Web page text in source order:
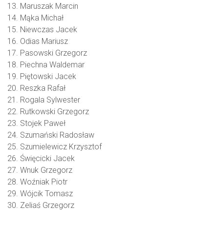
13. Maruszak Marcin
14. Mąka Michał
15. Niewczas Jacek
16. Odias Mariusz
17. Pasowski Grzegorz
18. Piechna Waldemar
19. Piętowski Jacek
20. Reszka Rafał
21. Rogala Sylwester
22. Rutkowski Grzegorz
23. Stojek Paweł
24. Szumański Radosław
25. Szumielewicz Krzysztof
26. Święcicki Jacek
27. Wnuk Grzegorz
28. Woźniak Piotr
29. Wójcik Tomasz
30. Zeliaś Grzegorz